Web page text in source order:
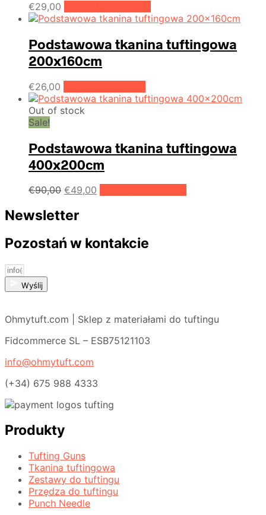
€29,00
Podstawowa tkanina tuftingowa
200x160cm
€26,00
Out of stock
Sale!
Podstawowa tkanina tuftingowa
400x200cm
€90,00 Pierwotna
wynosiła:
€49,00
Newsletter
Pozostań w kontakcie
Wyślij
Ohmytuft.com | Sklep z materiałami do tuftingu
Fidcommerce SL – ESB75121103
info@ohmytuft.com
(+34) 675 988 4333
Produkty
Tufting Guns
Tkanina tuftingowa
Zestawy do tuftingu
Przędza do tuftingu
Punch Needle